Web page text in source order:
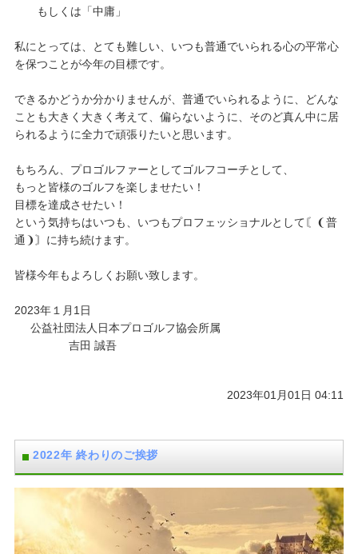
もしくは「中庸」
私にとっては、とても難しい、いつも普通でいられる心の平常心
を保つことが今年の目標です。
できるかどうか分かりませんが、普通でいられるように、どんな
ことも大きく大きく考えて、偏らないように、そのど真ん中に居
られるように全力で頑張りたいと思います。
もちろん、プロゴルファーとしてゴルフコーチとして、
もっと皆様のゴルフを楽しませたい！
目標を達成させたい！
という気持ちはいつも、いつもプロフェッショナルとして〘❨普
通❩〙に持ち続けます。
皆様今年もよろしくお願い致します。
2023年１月1日
公益社団法人日本プロゴルフ協会所属
吉田 誠吾
2023年01月01日 04:11
2022年 終わりのご挨拶